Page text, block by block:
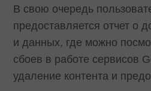
В свою очередь
предоставляется отчет о
и данных, где можно
сбоев в работе сервисов
удаление контента и